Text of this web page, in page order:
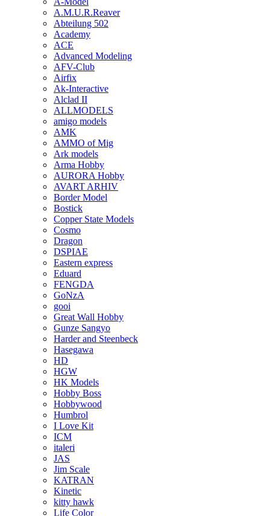
A.M.U.R.Reaver
Abteilung 502
Academy
ACE
Advanced Modeling
AFV-Club
Airfix
Ak-Interactive
Alclad II
ALLMODELS
amigo models
AMK
AMMO of Mig
Ark models
Arma Hobby
AURORA Hobby
AVART ARHIV
Border Model
Bostick
Copper State Models
Cosmo
Dragon
DSPIAE
Eastern express
Eduard
FENGDA
GoNzA
gooi
Great Wall Hobby
Gunze Sangyo
Harder and Steenbeck
Hasegawa
HD
HGW
HK Models
Hobby Boss
Hobbywood
Humbrol
I Love Kit
ICM
italeri
JAS
Jim Scale
KATRAN
Kinetic
kitty hawk
Life Color